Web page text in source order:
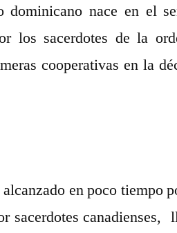
dominicano nace en el
los sacerdotes de la
cooperativas en la
en poco tiempo
sacerdotes canadienses,